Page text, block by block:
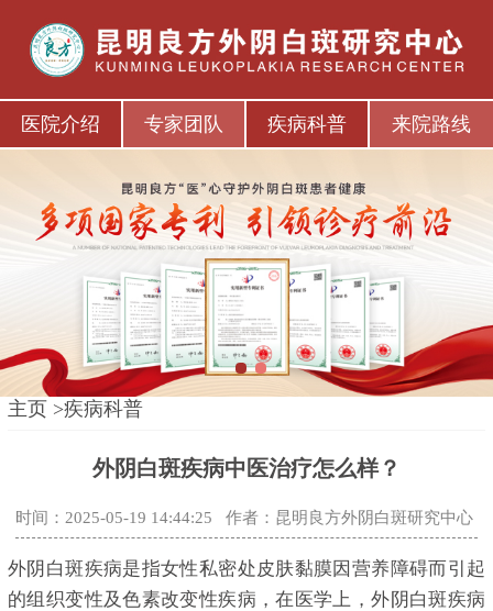
医院介绍 专家团队 疾病科普 来院路线
主页 >疾病科普
外阴白斑疾病中医治疗怎么样？
时间：2025-05-19 14:44:25 作者：昆明良方外阴白斑研究中心
外阴白斑疾病是指女性私密处皮肤黏膜因营养障碍而引起
的组织变性及色素改变性疾病，在医学上，外阴白斑疾病